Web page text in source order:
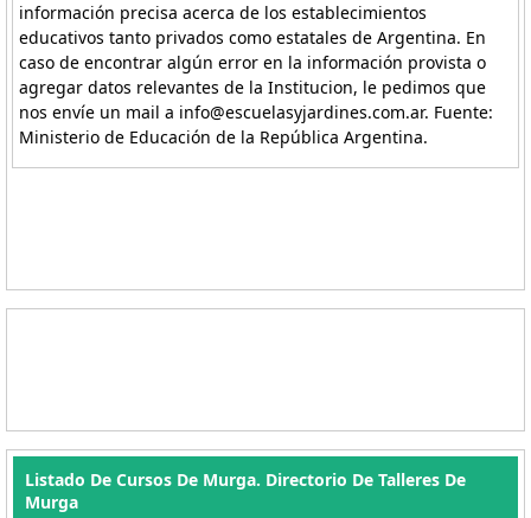
información precisa acerca de los establecimientos
educativos tanto privados como estatales de Argentina. En
caso de encontrar algún error en la información provista o
agregar datos relevantes de la Institucion, le pedimos que
nos envíe un mail a info@escuelasyjardines.com.ar. Fuente:
Ministerio de Educación de la República Argentina.
Listado De Cursos De Murga. Directorio De Talleres De
Murga